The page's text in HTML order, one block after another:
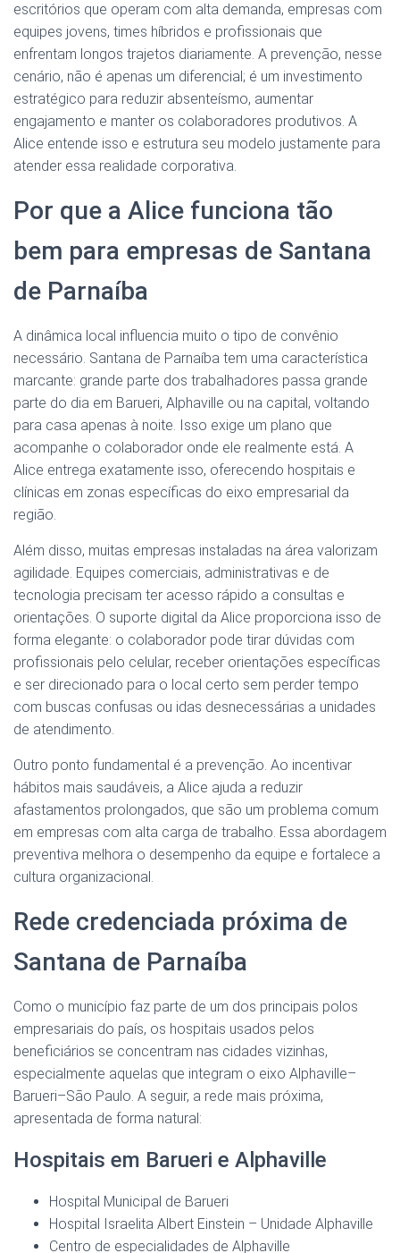
escritórios que operam com alta demanda, empresas com
equipes jovens, times híbridos e profissionais que
enfrentam longos trajetos diariamente. A prevenção, nesse
cenário, não é apenas um diferencial; é um investimento
estratégico para reduzir absenteísmo, aumentar
engajamento e manter os colaboradores produtivos. A
Alice entende isso e estrutura seu modelo justamente para
atender essa realidade corporativa.
Por que a Alice funciona tão
bem para empresas de Santana
de Parnaíba
A dinâmica local influencia muito o tipo de convênio
necessário. Santana de Parnaíba tem uma característica
marcante: grande parte dos trabalhadores passa grande
parte do dia em Barueri, Alphaville ou na capital, voltando
para casa apenas à noite. Isso exige um plano que
acompanhe o colaborador onde ele realmente está. A
Alice entrega exatamente isso, oferecendo hospitais e
clínicas em zonas específicas do eixo empresarial da
região.
Além disso, muitas empresas instaladas na área valorizam
agilidade. Equipes comerciais, administrativas e de
tecnologia precisam ter acesso rápido a consultas e
orientações. O suporte digital da Alice proporciona isso de
forma elegante: o colaborador pode tirar dúvidas com
profissionais pelo celular, receber orientações específicas
e ser direcionado para o local certo sem perder tempo
com buscas confusas ou idas desnecessárias a unidades
de atendimento.
Outro ponto fundamental é a prevenção. Ao incentivar
hábitos mais saudáveis, a Alice ajuda a reduzir
afastamentos prolongados, que são um problema comum
em empresas com alta carga de trabalho. Essa abordagem
preventiva melhora o desempenho da equipe e fortalece a
cultura organizacional.
Rede credenciada próxima de
Santana de Parnaíba
Como o município faz parte de um dos principais polos
empresariais do país, os hospitais usados pelos
beneficiários se concentram nas cidades vizinhas,
especialmente aquelas que integram o eixo Alphaville–
Barueri–São Paulo. A seguir, a rede mais próxima,
apresentada de forma natural:
Hospitais em Barueri e Alphaville
Hospital Municipal de Barueri
Hospital Israelita Albert Einstein – Unidade Alphaville
Centro de especialidades de Alphaville